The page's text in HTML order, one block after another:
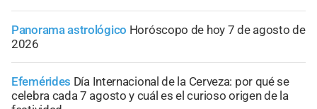
Panorama astrológico Horóscopo de hoy 7 de agosto de
2026
Efemérides Día Internacional de la Cerveza: por qué se
celebra cada 7 agosto y cuál es el curioso origen de la